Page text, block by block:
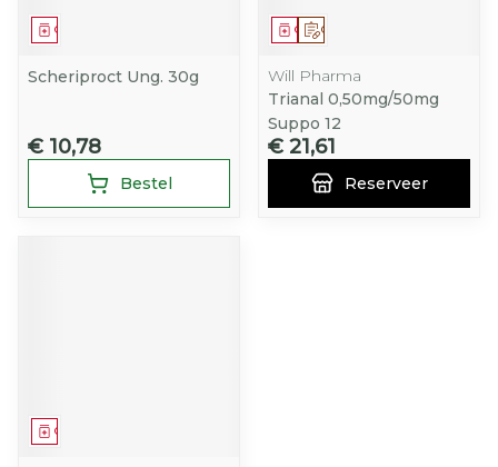
Geneesmiddel
Scheriproct Ung. 30g
€ 10,78
Bestel
Op voorschrift
Geneesmiddel
Will Pharma
Trianal 0,50mg/50mg
Suppo 12
€ 21,61
Reserveer
Geneesmiddel